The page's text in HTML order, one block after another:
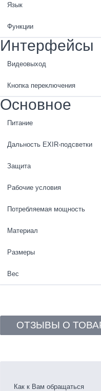
Язык
Функции
Интерфейсы
Видеовыход
Кнопка переключения
Основное
Питание
Дальность EXIR-подсветки
Защита
Рабочие условия
Потребляемая мощность
Материал
Размеры
Вес
ОТЗЫВЫ О
Как к Вам обращаться